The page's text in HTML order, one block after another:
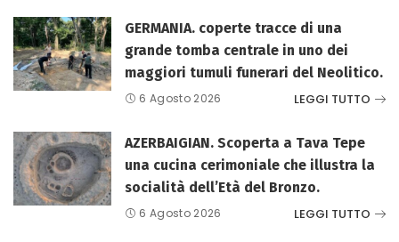
GERMANIA. coperte tracce di una
grande tomba centrale in uno dei
maggiori tumuli funerari del Neolitico.
6 Agosto 2026 LEGGI TUTTO
AZERBAIGIAN. Scoperta a Tava Tepe
una cucina cerimoniale che illustra la
socialità dell’Età del Bronzo.
6 Agosto 2026 LEGGI TUTTO